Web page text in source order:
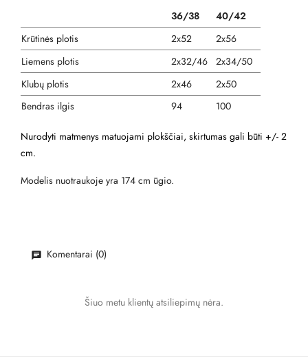
36/38
40/42
Krūtinės plotis
2x52
2x56
Liemens plotis
2x32/46 2x34/50
Klubų plotis
2x46
2x50
Bendras ilgis
94 100
Nurodyti matmenys matuojami plokščiai, skirtumas gali būti +/- 2
cm.
Modelis nuotraukoje yra 174 cm ūgio.
Komentarai (0)
Šiuo metu klientų atsiliepimų nėra.